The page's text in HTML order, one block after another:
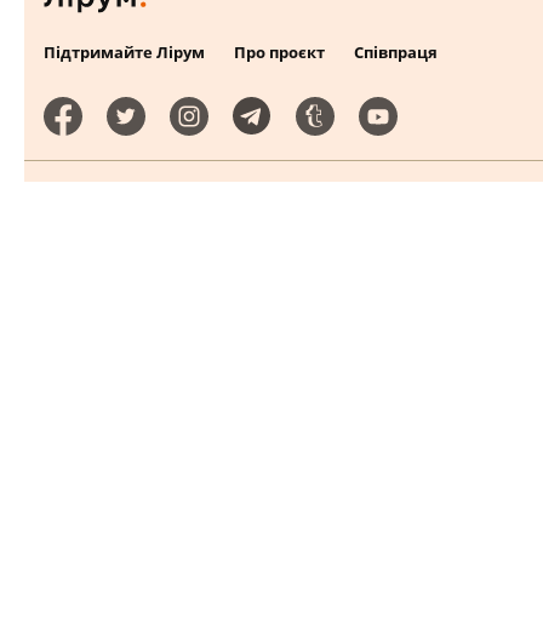
Підтримайте Лірум Про проєкт Співпраця